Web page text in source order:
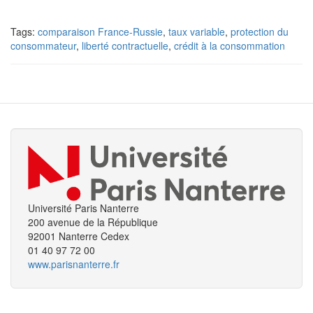
Tags: comparaison France-Russie, taux variable, protection du
consommateur, liberté contractuelle, crédit à la consommation
Université Paris Nanterre
200 avenue de la République
92001 Nanterre Cedex
01 40 97 72 00
www.parisnanterre.fr